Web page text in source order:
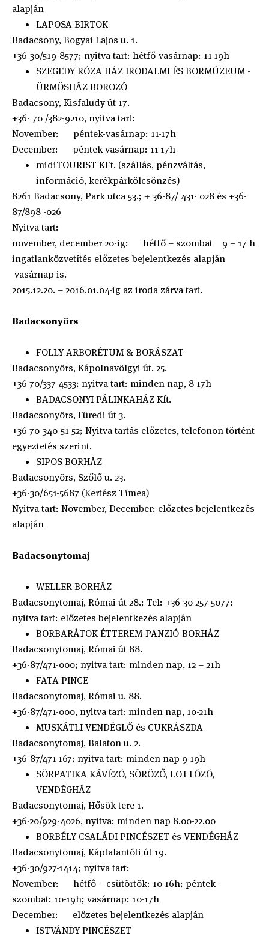
alapján
LAPOSA BIRTOK
Badacsony, Bogyai Lajos u. 1.
+36-30/519-8577; nyitva tart: hétfő-vasárnap: 11-19h
SZEGEDY RÓZA HÁZ IRODALMI ÉS BORMÚZEUM -
ÜRMÖSHÁZ BOROZÓ
Badacsony, Kisfaludy út 17.
+36- 70 /382-9210, nyitva tart:
November: péntek-vasárnap: 11-17h
December: péntek-vasárnap: 11-17h
midiTOURIST KFt. (szállás, pénzváltás,
információ, kerékpárkölcsönzés)
8261 Badacsony, Park utca 53.; + 36-87/ 431- 028 és +36-
87/898 -026
Nyitva tart:
november, december 20-ig: hétfő – szombat 9 – 17 h
ingatlanközvetítés előzetes bejelentkezés alapján
vasárnap is.
2015.12.20. – 2016.01.04-ig az iroda zárva tart.
Badacsonyörs
FOLLY ARBORÉTUM & BORÁSZAT
Badacsonyörs, Kápolnavölgyi út. 25.
+36-70/337-4533; nyitva tart: minden nap, 8-17h
BADACSONYI PÁLINKAHÁZ Kft.
Badacsonyörs, Füredi út 3.
+36-70-340-51-52; Nyitva tartás előzetes, telefonon történt
egyeztetés szerint.
SIPOS BORHÁZ
Badacsonyörs, Szőlő u. 23.
+36-30/651-5687 (Kertész Tímea)
Nyitva tart: November, December: előzetes bejelentkezés
alapján
Badacsonytomaj
WELLER BORHÁZ
Badacsonytomaj, Római út 28.; Tel: +36-30-257-5077;
nyitva tart: előzetes bejelentkezés alapján
BORBARÁTOK ÉTTEREM-PANZIÓ-BORHÁZ
Badacsonytomaj, Római út 88.
+36-87/471-000; nyitva tart: minden nap, 12 – 21h
FATA PINCE
Badacsonytomaj, Római u. 88.
+36-87/471-000, nyitva tart: minden nap, 10-21h
MUSKÁTLI VENDÉGLŐ és CUKRÁSZDA
Badacsonytomaj, Balaton u. 2.
+36-87/471-167; nyitva tart: minden nap 9-19h
SÖRPATIKA KÁVÉZÓ, SÖRÖZŐ, LOTTÓZÓ,
VENDÉGHÁZ
Badacsonytomaj, Hősök tere 1.
+36-20/929-4026, nyitva: minden nap 8.00-22.00
BORBÉLY CSALÁDI PINCÉSZET és VENDÉGHÁZ
Badacsonytomaj, Káptalantóti út 19.
+36-30/927-1414; nyitva tart:
November: hétfő – csütörtök: 10-16h; péntek-
szombat: 10-19h; vasárnap: 10-17h
December: előzetes bejelentkezés alapján
ISTVÁNDY PINCÉSZET